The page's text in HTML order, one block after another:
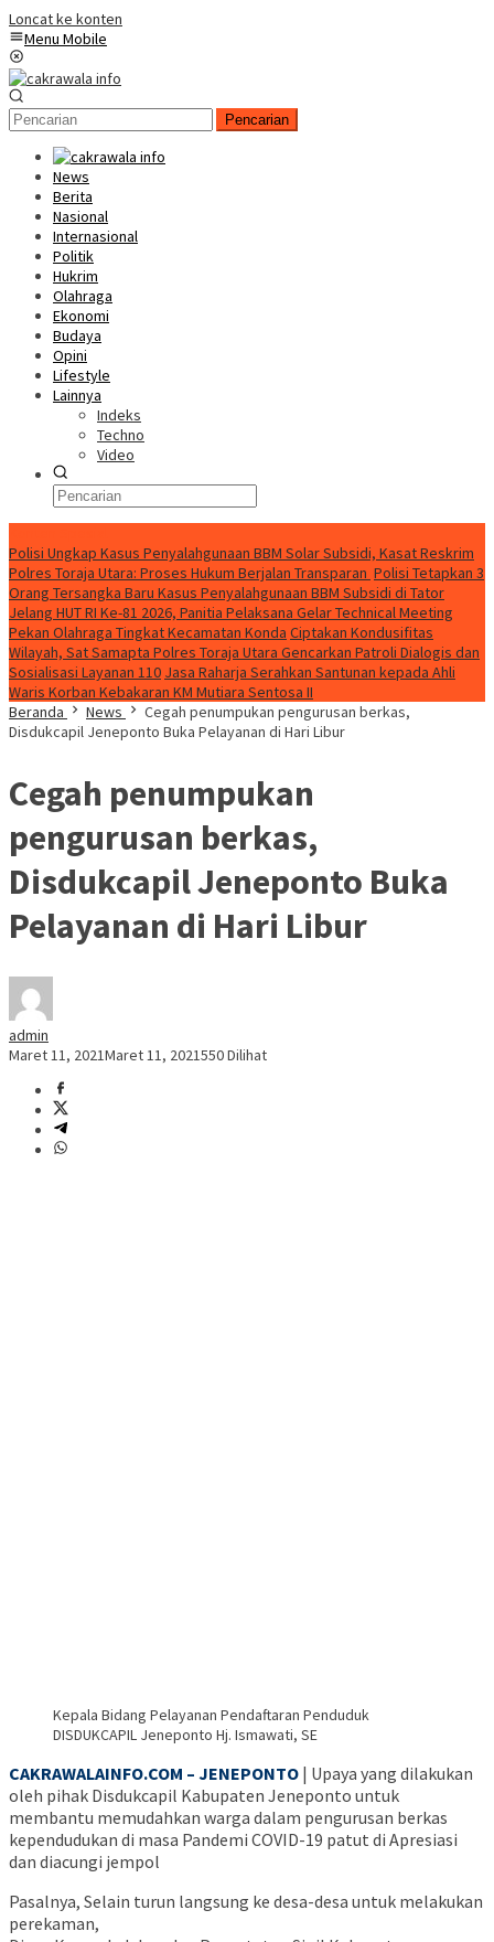
Loncat ke konten
Menu Mobile
Pencarian
News
Berita
Nasional
Internasional
Politik
Hukrim
Olahraga
Ekonomi
Budaya
Opini
Lifestyle
Lainnya
Indeks
Techno
Video
Polisi Ungkap Kasus Penyalahgunaan BBM Solar Subsidi, Kasat Reskrim
Polres Toraja Utara: Proses Hukum Berjalan Transparan Polisi Tetapkan 3
Orang Tersangka Baru Kasus Penyalahgunaan BBM Subsidi di Tator
Jelang HUT RI Ke-81 2026, Panitia Pelaksana Gelar Technical Meeting
Pekan Olahraga Tingkat Kecamatan Konda Ciptakan Kondusifitas
Wilayah, Sat Samapta Polres Toraja Utara Gencarkan Patroli Dialogis dan
Sosialisasi Layanan 110 Jasa Raharja Serahkan Santunan kepada Ahli
Waris Korban Kebakaran KM Mutiara Sentosa II
Beranda
News
Cegah penumpukan pengurusan berkas,
Disdukcapil Jeneponto Buka Pelayanan di Hari Libur
Cegah penumpukan
pengurusan berkas,
Disdukcapil Jeneponto Buka
Pelayanan di Hari Libur
admin
Maret 11, 2021Maret 11, 2021550 Dilihat
Kepala Bidang Pelayanan Pendaftaran Penduduk
DISDUKCAPIL Jeneponto Hj. Ismawati, SE
CAKRAWALAINFO.COM – JENEPONTO | Upaya yang dilakukan
oleh pihak Disdukcapil Kabupaten Jeneponto untuk
membantu memudahkan warga dalam pengurusan berkas
kependudukan di masa Pandemi COVID-19 patut di Apresiasi
dan diacungi jempol
Pasalnya, Selain turun langsung ke desa-desa untuk melakukan
perekaman,